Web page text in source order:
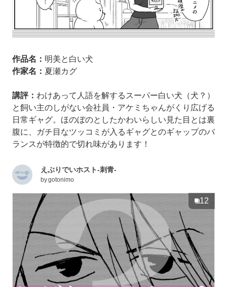
作品名： 明美と白い犬
作家名： 夏瀬カグ
講評： わけあって人語を解するスーパー白い犬（犬？）
と飼い主のしがない会社員・アケミちゃんがくり広げる
日常ギャグ。ほのぼのとしたかわいらしい見た目とは裏
腹に、ガチ目なツッコミが入るギャグとのギャップのバ
ランスが特徴的で切れ味があります！
えぶりでいホスト-刺青-
bygotonimo
12